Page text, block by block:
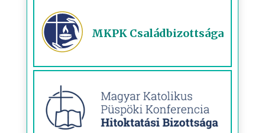
MKPK Családbizottsága